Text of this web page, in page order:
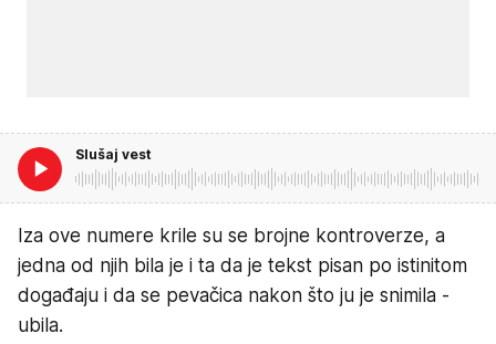
Slušaj vest
Iza ove numere krile su se brojne kontroverze, a
jedna od njih bila je i ta da je tekst pisan po istinitom
događaju i da se pevačica nakon što ju je snimila -
ubila.